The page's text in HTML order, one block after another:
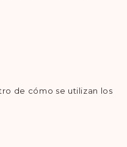
de cómo se utilizan los